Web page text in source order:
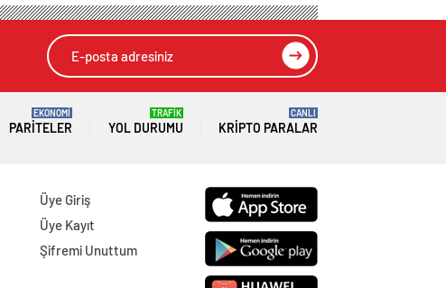
Kaldırıldı
PARITELER
EKONOMİ
YOL DURUMU
TRAFİK
KRIPTO PARALAR
CANLI
Üye Giriş
Üye Kayıt
Şifremi Unuttum